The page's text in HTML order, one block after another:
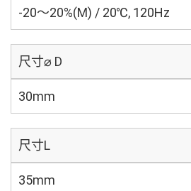
-20～20%(M) / 20℃, 120Hz
尺寸⌀ D
30mm
尺寸L
35mm